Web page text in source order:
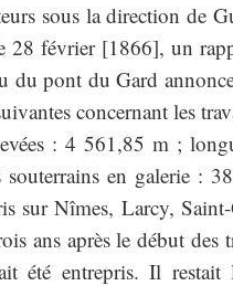
sous la direction de
février [1866], un
du pont du Gard
concernant les
: 4 561,85 m ;
en galerie :
sur Nîmes, Larcy,
ans après le début des
été entrepris. Il